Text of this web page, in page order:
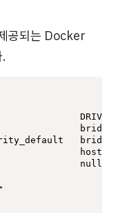
공되는 Docker
DRIVER
host
null